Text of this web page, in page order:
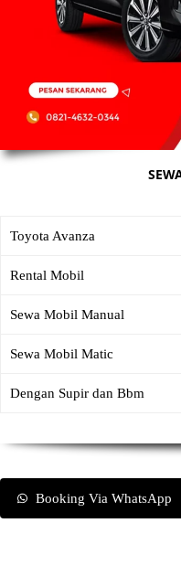
Toyota Avanza
Rental Mobil
Sewa Mobil Manual
Sewa Mobil Matic
Dengan Supir dan Bbm
Booking Via WhatsApp